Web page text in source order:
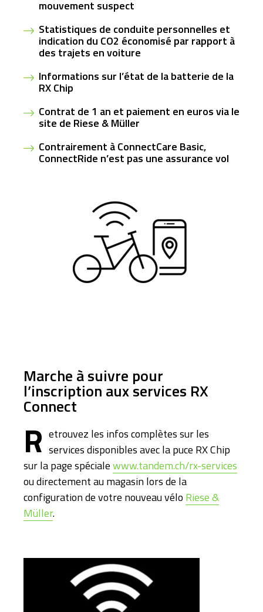
mouvement suspect
Statistiques de conduite personnelles et
indication du CO2 économisé par rapport à
des trajets en voiture
Informations sur l’état de la batterie de la
RX Chip
Contrat de 1 an et paiement en euros via le
site de Riese & Müller
Contrairement à ConnectCare Basic,
ConnectRide n’est pas une assurance vol
Marche à suivre pour
l’inscription aux services RX
Connect
R etrouvez les infos complètes sur les
services disponibles avec la puce RX Chip
sur la page spécialewww.tandem.ch/rx-services
ou directement au magasin lors de la
configuration de votre nouveau vélo Riese &
Müller.